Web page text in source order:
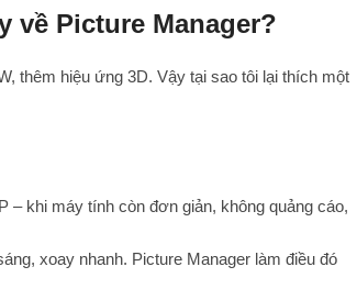
về Picture Manager?
thêm hiệu ứng 3D. Vậy tại sao tôi lại thích một
khi máy tính còn đơn giản, không quảng cáo,
xoay nhanh. Picture Manager làm điều đó